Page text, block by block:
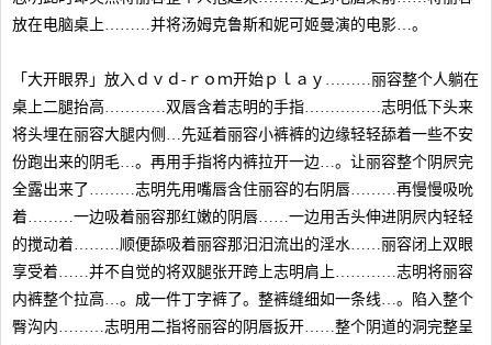
放在电脑桌上………并将汤姆克鲁斯和妮可姬曼演的电影…。
「大开眼界」放入ｄｖｄ-ｒｏｍ开始ｐｌａｙ………丽容整个人躺在
桌上二腿抬高…………双唇含着志明的手指……………志明低下头来
将头埋在丽容大腿内侧…先延着丽容小裤裤的边缘轻轻舔着一些不安
份跑出来的阴毛…。再用手指将内裤拉开一边…。让丽容整个阴屄完
全露出来了………志明先用嘴唇含住丽容的右阴唇………再慢慢吸吮
着………一边吸着丽容那红嫩的阴唇……一边用舌头伸进阴屄内轻轻
的搅动着………顺便舔吸着丽容那汨汨流出的淫水……丽容闭上双眼
享受着……并不自觉的将双腿张开跨上志明肩上…………志明将丽容
内裤整个拉高…。成一件丁字裤了。整裤缝细如一条线…。陷入整个
臀沟内………志明用二指将丽容的阴唇扳开……整个阴道的洞完整呈